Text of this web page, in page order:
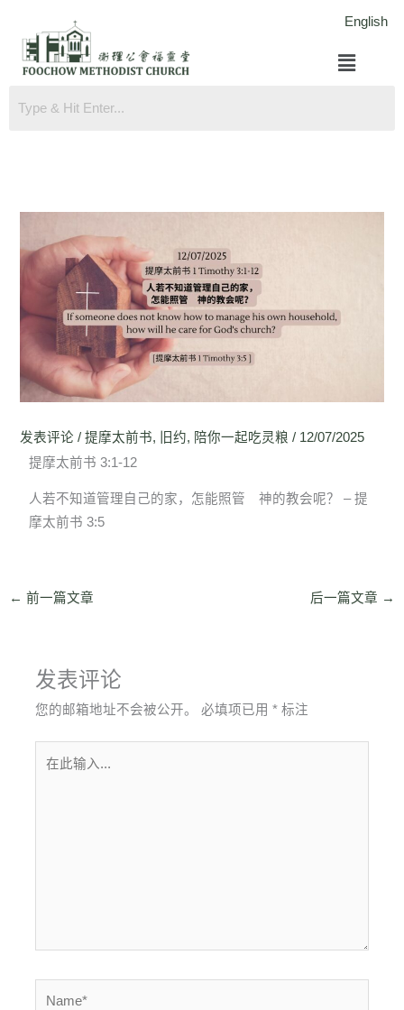
English
菜
单
发表评论 /提摩太前书, 旧约, 陪你一起吃灵粮 / 12/07/2025
提摩太前书 3:1-12
人若不知道管理自己的家，怎能照管 神的教会呢？ – 提
摩太前书 3:5
← 前一篇文章 后一篇文章 →
发表评论
您的邮箱地址不会被公开。 必填项已用* 标注